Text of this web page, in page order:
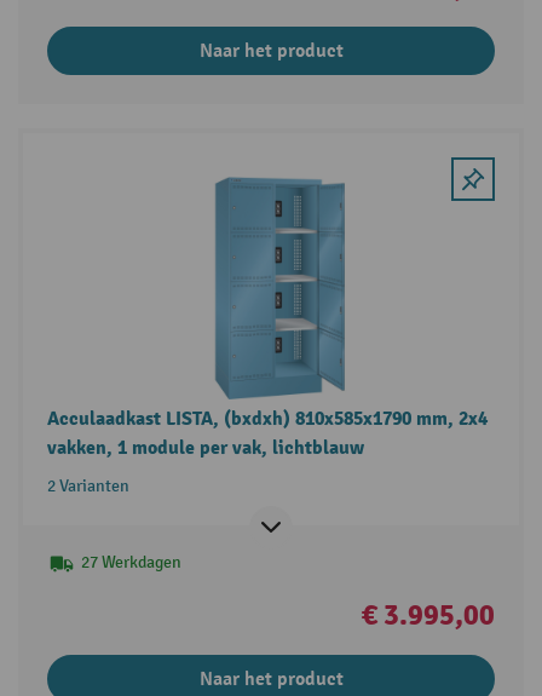
Naar het product
Acculaadkast LISTA, (bxdxh) 810x585x1790 mm, 2x4
vakken, 1 module per vak, lichtblauw
2 Varianten
27 Werkdagen
€ 3.995,00
Naar het product